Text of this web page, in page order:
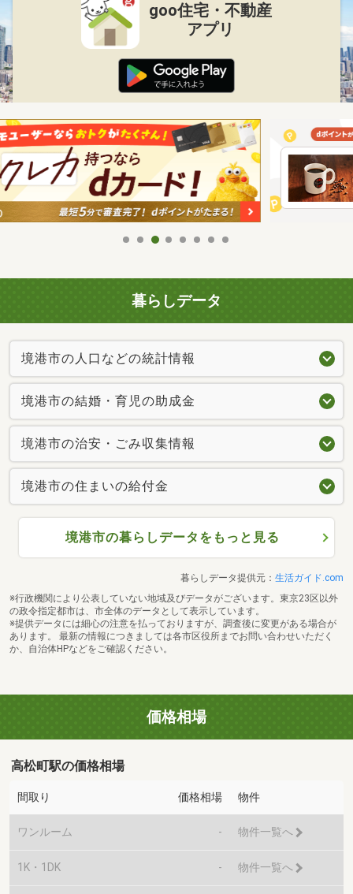
goo住宅・不動産
アプリ
暮らしデータ
境港市の人口などの統計情報
境港市の結婚・育児の助成金
境港市の治安・ごみ収集情報
境港市の住まいの給付金
境港市の暮らしデータをもっと見る
暮らしデータ提供元： 生活ガイド.com
※行政機関により公表していない地域及びデータがございます。東京23区以外
の政令指定都市は、市全体のデータとして表示しています。
※提供データには細心の注意を払っておりますが、調査後に変更がある場合が
あります。 最新の情報につきましては各市区役所までお問い合わせいただく
か、自治体HPなどをご確認ください。
価格相場
高松町駅の価格相場
間取り 価格相場 物件
ワンルーム - 物件一覧へ
1K・1DK - 物件一覧へ